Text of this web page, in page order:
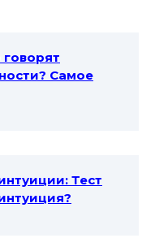
говорят
Самое
Тест